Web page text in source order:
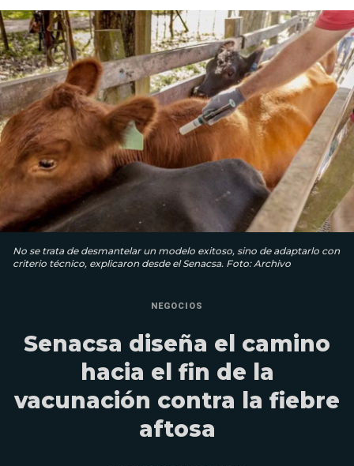
No se trata de desmantelar un modelo exitoso, sino de adaptarlo con
criterio técnico, explicaron desde el Senacsa. Foto: Archivo
NEGOCIOS
Senacsa diseña el camino
hacia el fin de la
vacunación contra la fiebre
aftosa